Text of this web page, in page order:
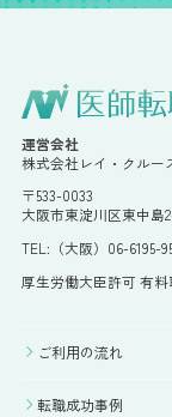
運営会社
株式会社レイ・クルー
〒533-0033
大阪市東淀川区東中島
TEL:（大阪）06-6195-
厚生労働大臣許可 有
ご利用の流れ
転職成功事例